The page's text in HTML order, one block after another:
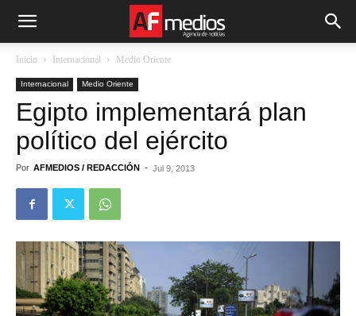
Inicio Internacional Medio Oriente
Internacional Medio Oriente
Egipto implementará plan
político del ejército
Por AFMEDIOS / REDACCIÓN - Jul 9, 2013